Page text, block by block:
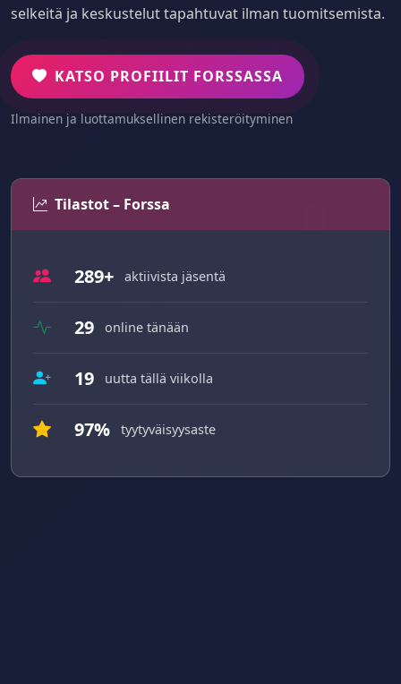
selkeitä ja keskustelut tapahtuvat ilman tuomitsemista.
KATSO PROFIILIT FORSSASSA
Ilmainen ja luottamuksellinen rekisteröityminen
Tilastot – Forssa
289+ aktiivista jäsentä
29 online tänään
19 uutta tällä viikolla
97% tyytyväisyysaste